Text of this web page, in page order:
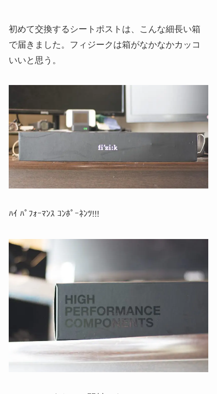
初めて交換するシートポストは、こんな細長い箱
で届きました。フィジークは箱がなかなかカッコ
いいと思う。
ﾊｲ ﾊﾟﾌｫｰﾏﾝｽ ｺﾝﾎﾟｰﾈﾝﾂ!!!